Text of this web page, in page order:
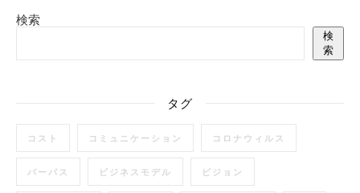
検索
検
索
タグ
コスト コミュニケーション コロナウィルス
パーパス ビジネスモデル ビジョン